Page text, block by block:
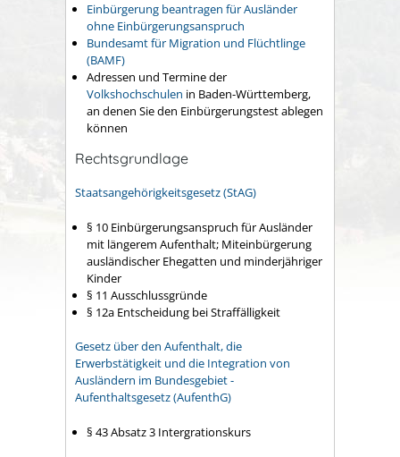
Einbürgerung beantragen für Ausländer
ohne Einbürgerungsanspruch
Bundesamt für Migration und Flüchtlinge
(BAMF)
Adressen und Termine der
Volkshochschulen in Baden-Württemberg,
an denen Sie den Einbürgerungstest ablegen
können
Rechtsgrundlage
Staatsangehörigkeitsgesetz (StAG)
§ 10 Einbürgerungsanspruch für Ausländer
mit längerem Aufenthalt; Miteinbürgerung
ausländischer Ehegatten und minderjähriger
Kinder
§ 11 Ausschlussgründe
§ 12a Entscheidung bei Straffälligkeit
Gesetz über den Aufenthalt, die
Erwerbstätigkeit und die Integration von
Ausländern im Bundesgebiet -
Aufenthaltsgesetz (AufenthG)
§ 43 Absatz 3 Intergrationskurs